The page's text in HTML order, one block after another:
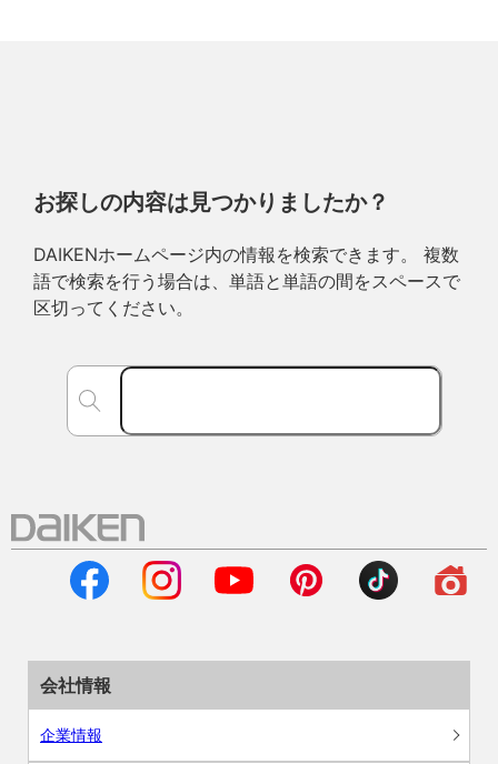
お探しの内容は見つかりましたか？
DAIKENホームページ内の情報を検索できます。 複数
語で検索を行う場合は、単語と単語の間をスペースで
区切ってください。
会社情報
企業情報